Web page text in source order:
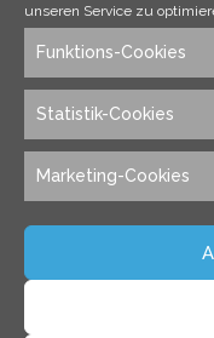
unseren Service zu
Funktions-Cookies
Statistik-Cookies
Marketing-Cookies
dieser
Werbeinhalte
versprechen. In
…
Kategorien
Marketing